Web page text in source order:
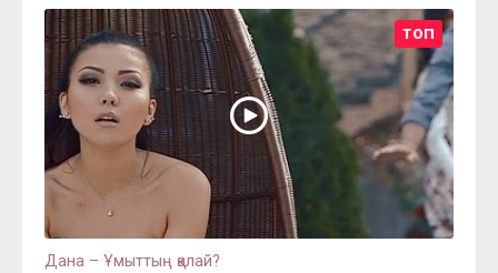
ТОП
Дана – Ұмыттың қалай?